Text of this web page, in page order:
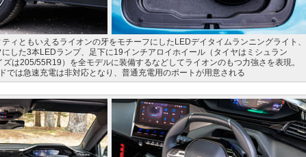
ィともいえるライオンの牙をモチーフにしたLEDデイタイムランニングライト、
した3本LEDランプ、足下に19インチアロイホイール（タイヤはミシュラン
ズは205/55R19）を全モデルに装備するなどしてライオンのもつ力強さを表現。
では急速充電は非対応となり、普通充電用のポートが用意される